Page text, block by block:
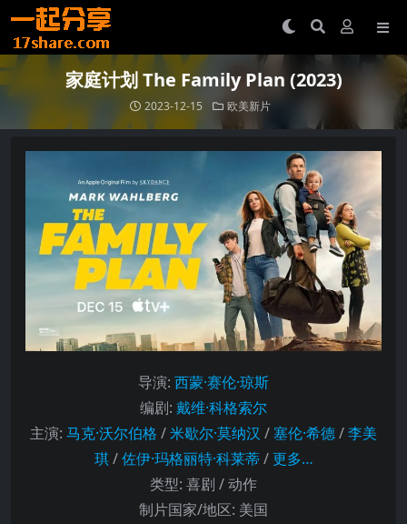
家庭计划 The Family Plan (2023)
2023-12-15 欧美新片
导演: 西蒙·赛伦·琼斯
编剧: 戴维·科格索尔
主演: 马克·沃尔伯格 /米歇尔·莫纳汉 /塞伦·希德/李美
琪/佐伊·玛格丽特·科莱蒂/更多…
类型: 喜剧 / 动作
制片国家/地区: 美国